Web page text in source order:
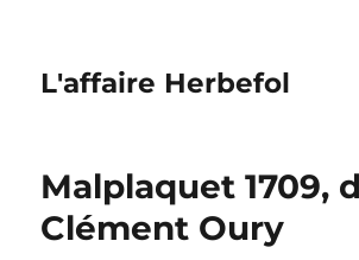
L'affaire Herbefol
Malplaquet 1709,
Clément Oury